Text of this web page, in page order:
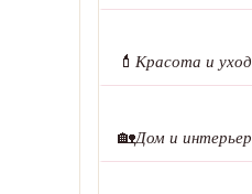
💄 Красота и уход
🏡Дом и интерьер